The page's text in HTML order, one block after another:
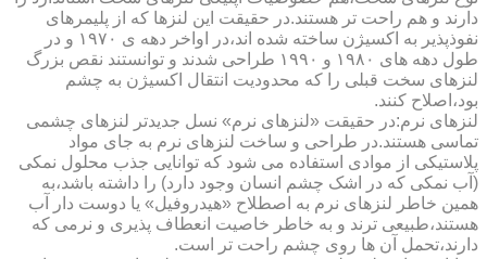
دارند و هم راحت تر هستند.در حقیقت این لنزها که از پلیمرهای
نفوذپذیر به اکسیژن ساخته شده اند،در اواخر دهه ی ۱۹۷۰ و در
طول دهه های ۱۹۸۰ و ۱۹۹۰ طراحی شدند و توانستند نقص بزرگ
لنزهای سخت قبلی را که محدودیت انتقال اکسیژن به چشم
بود،اصلاح کنند.
لنزهای نرم:در حقیقت «لنزهای نرم» نسل جدیدتر لنزهای چشمی
تماسی هستند.در طراحی و ساخت لنزهای نرم به جای مواد
پلاستیکی از موادی استفاده می شود که توانایی جذب محلول نمکی
(آب نمکی که در اشک چشم انسان وجود دارد) را داشته باشد،به
همین خاطر لنزهای نرم به اصطلاح «هیدروفیل» یا دوست دار آب
هستند،طبیعی ترند و به خاطر خاصیت انعطاف پذیری و نرمی که
دارند،تحمل آن ها روی چشم راحت تر است.